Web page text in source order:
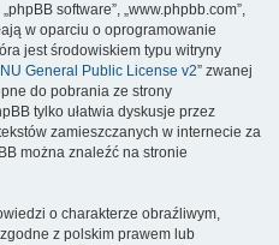
software”, „www.phpbb.com”,
w oparciu o oprogramowanie
jest środowiskiem typu witryny
General Public License v2” zwanej
do pobrania ze strony
tylko ułatwia dyskusje przez
zamieszczanych w internecie za
można znaleźć na stronie
o charakterze obraźliwym,
z polskim prawem lub